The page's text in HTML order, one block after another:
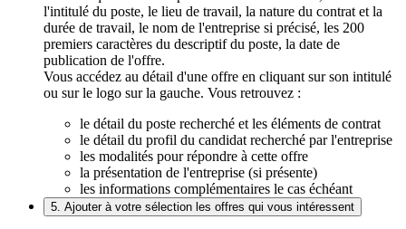
l'intitulé du poste, le lieu de travail, la nature du contrat et la
durée de travail, le nom de l'entreprise si précisé, les 200
premiers caractères du descriptif du poste, la date de
publication de l'offre.
Vous accédez au détail d'une offre en cliquant sur son intitulé
ou sur le logo sur la gauche. Vous retrouvez :
le détail du poste recherché et les éléments de contrat
le détail du profil du candidat recherché par l'entreprise
les modalités pour répondre à cette offre
la présentation de l'entreprise (si présente)
les informations complémentaires le cas échéant
5. Ajouter à votre sélection les offres qui vous intéressent